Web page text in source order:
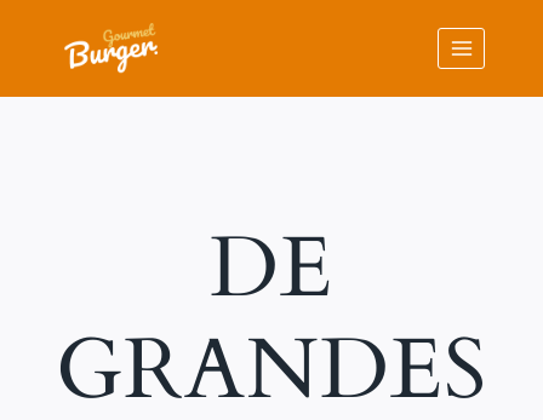
contenu
DE
GRANDES